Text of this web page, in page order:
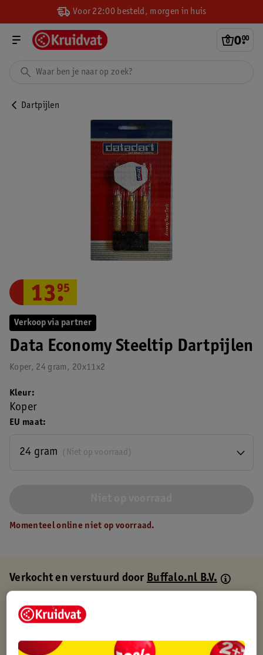
Voor 22:00 besteld, morgen in huis
0.
00
Dartpijlen
Verkoop via partner
Data Economy Steeltip Dartpijlen
Koper, 24 gram, 20x11x2
13.
95
EU maat
(Niet op voorraad)
24 gram
Kleur
Koper
Momenteel online niet op voorraad.
Verkocht en verstuurd doorBuffalo.nl B.V.
Gratis thuisbezorgd
Gratis punten met je Kruidvat kaart